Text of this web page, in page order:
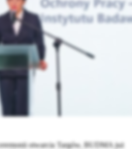
otwarcia Targów, BUDMA już